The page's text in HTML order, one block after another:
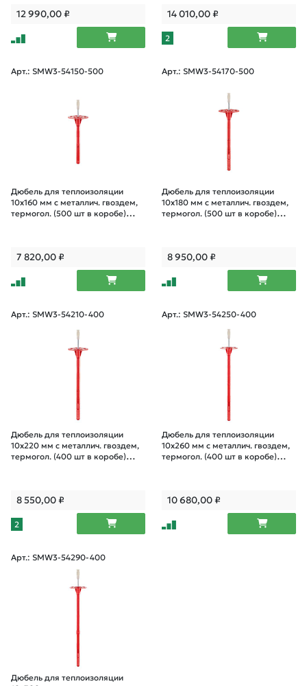
12 990,00₽ 14 010,00₽
2
Арт.: SMW3-54150-500
Дюбель для теплоизоляции
10х160 мм с металлич. гвоздем,
термогол. (500 шт в коробе)
7 820,00₽
Арт.: SMW3-54170-500
Дюбель для теплоизоляции
10х180 мм с металлич. гвоздем,
термогол. (500 шт в коробе)
8 950,00₽
Арт.: SMW3-54210-400
Дюбель для теплоизоляции
10х220 мм с металлич. гвоздем,
термогол. (400 шт в коробе)
8 550,00₽
2
Арт.: SMW3-54250-400
Дюбель для теплоизоляции
10х260 мм с металлич. гвоздем,
термогол. (400 шт в коробе)
10 680,00₽
Арт.: SMW3-54290-400
Дюбель для теплоизоляции